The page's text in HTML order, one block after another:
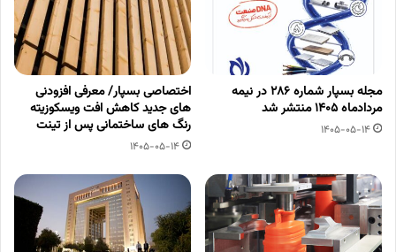
مجله بسپار شماره 286 در نیمه
مردادماه 1405 منتشر شد
1405-05-14
اختصاصی بسپار/ معرفی افزودنی
های جدید کاهش افت ویسکوزیته
رنگ های ساختمانی پس از تینت
1405-05-14